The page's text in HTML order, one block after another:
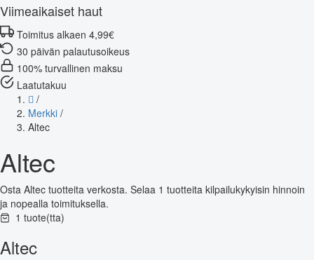
Viimeaikaiset haut
Toimitus alkaen 4,99€
30 päivän palautusoikeus
100% turvallinen maksu
Laatutakuu
/
Merkki /
Altec
Altec
Osta Altec tuotteita verkosta. Selaa 1 tuotteita kilpailukykyisin hinnoin
ja nopealla toimituksella.
1 tuote(tta)
Altec